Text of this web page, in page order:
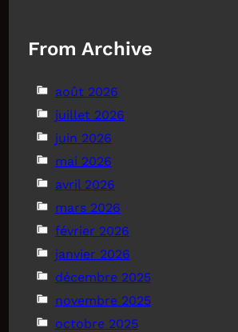
From Archive
août 2026
juillet 2026
juin 2026
mai 2026
avril 2026
mars 2026
février 2026
janvier 2026
décembre 2025
novembre 2025
octobre 2025